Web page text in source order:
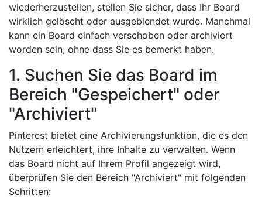
wiederherzustellen, stellen Sie sicher, dass Ihr Board
wirklich gelöscht oder ausgeblendet wurde. Manchmal
kann ein Board einfach verschoben oder archiviert
worden sein, ohne dass Sie es bemerkt haben.
1. Suchen Sie das Board im
Bereich "Gespeichert" oder
"Archiviert"
Pinterest bietet eine Archivierungsfunktion, die es den
Nutzern erleichtert, ihre Inhalte zu verwalten. Wenn
das Board nicht auf Ihrem Profil angezeigt wird,
überprüfen Sie den Bereich "Archiviert" mit folgenden
Schritten: